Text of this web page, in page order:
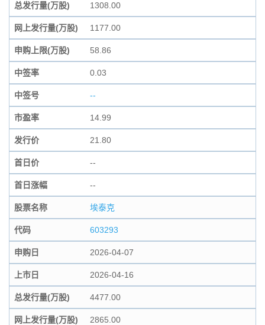
总发行量(万股) 1308.00
网上发行量(万股) 1177.00
申购上限(万股) 58.86
中签率 0.03
中签号 --
市盈率 14.99
发行价 21.80
首日价 --
首日涨幅 --
股票名称 埃泰克
代码 603293
申购日 2026-04-07
上市日 2026-04-16
总发行量(万股) 4477.00
网上发行量(万股) 2865.00